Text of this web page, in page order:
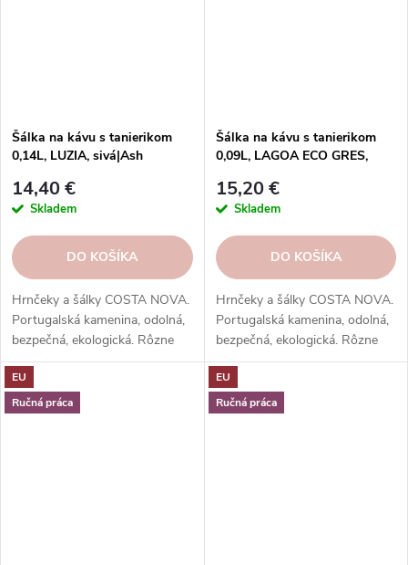
Šálka na kávu s tanierikom
0,14L, LUZIA, sivá|Ash
14,40 €
Skladem
DO KOŠÍKA
Hrnčeky a šálky COSTA NOVA.
Portugalská kamenina, odolná,
bezpečná, ekologická. Rôzne
tvary, farby, vzory. Ideálne na
kávu, espresso, cappuccino,
lungo, čaj, kakao a iné.
Šálka na kávu s tanierikom
0,09L, LAGOA ECO GRES,
15,20 €
Skladem
DO KOŠÍKA
Hrnčeky a šálky COSTA NOVA.
Portugalská kamenina, odolná,
bezpečná, ekologická. Rôzne
tvary, farby, vzory. Ideálne na
kávu, espresso, cappuccino,
lungo, čaj, kakao a iné.
EU
Ručná práca
EU
Ručná práca